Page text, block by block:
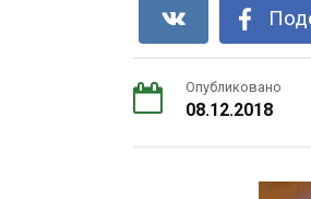
Опубликовано
08.12.2018